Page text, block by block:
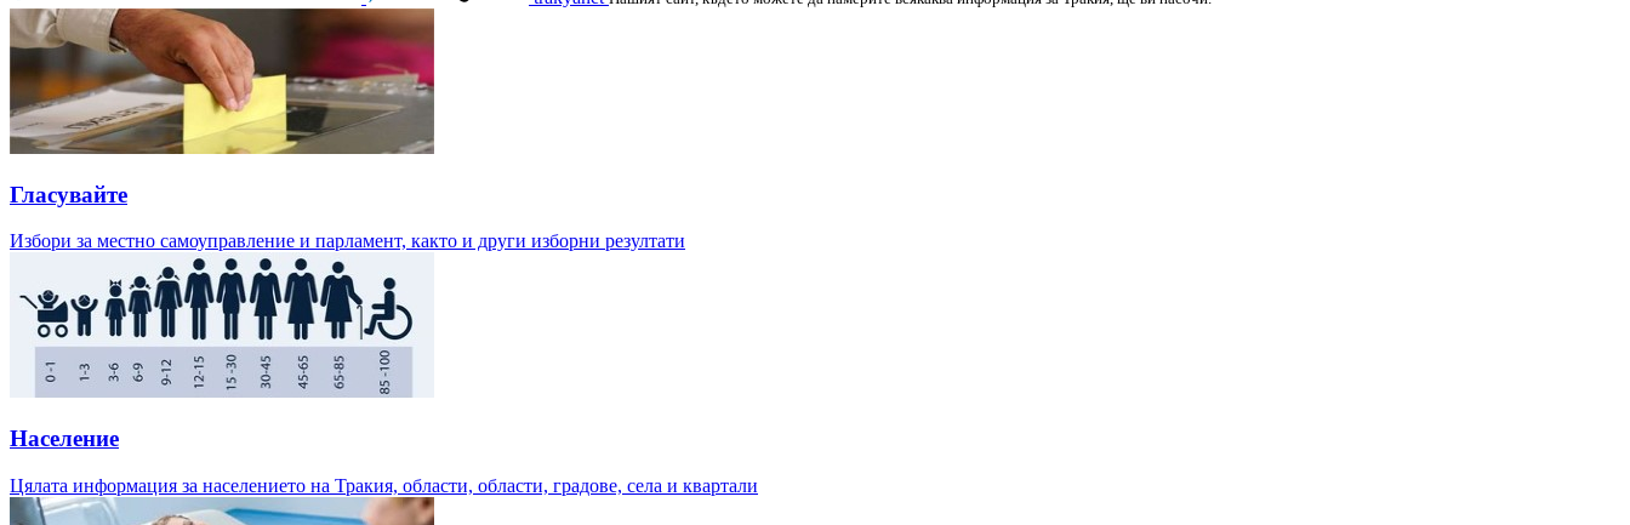
Гласувайте
Избори за местно самоуправление и парламент, както и други изборни резултати
Население
Цялата информация за населението на Тракия, области, области, градове, села и квартали